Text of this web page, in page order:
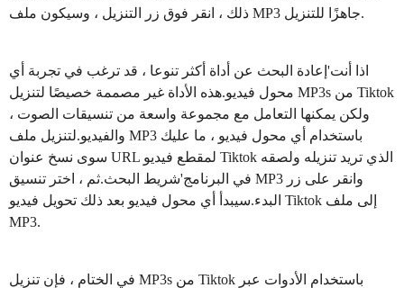
ذلك ، انقر فوق زر التنزيل ، وسيكون ملف MP3 جاهزًا للتنزيل.
اذا أنت'إعادة البحث عن أداة أكثر تنوعا ، قد ترغب في تجربة أي
محول فيديو.هذه الأداة غير مصممة خصيصًا لتنزيل MP3s من Tiktok
، ولكن يمكنها التعامل مع مجموعة واسعة من تنسيقات الصوت
والفيديو.لتنزيل ملف MP3 باستخدام أي محول فيديو ، ما عليك
سوى نسخ عنوان URL لمقطع فيديو Tiktok الذي تريد تنزيله ولصقه
في البرنامج'شريط البحث.ثم ، اختر تنسيق MP3 وانقر على زر
البدء.سيبدأ أي محول فيديو بعد ذلك تحويل فيديو Tiktok إلى ملف
MP3.
في الختام ، فإن تنزيل MP3s من Tiktok باستخدام الأدوات عبر